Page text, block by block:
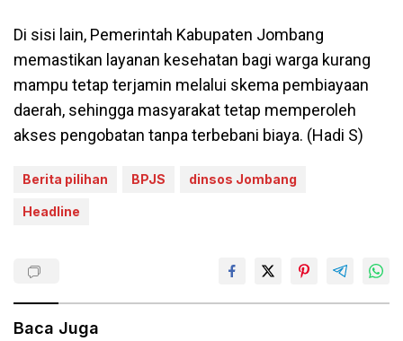
Di sisi lain, Pemerintah Kabupaten Jombang
memastikan layanan kesehatan bagi warga kurang
mampu tetap terjamin melalui skema pembiayaan
daerah, sehingga masyarakat tetap memperoleh
akses pengobatan tanpa terbebani biaya. (Hadi S)
Berita pilihan BPJS dinsos Jombang
Headline
Baca Juga